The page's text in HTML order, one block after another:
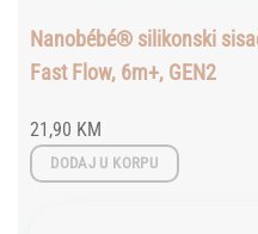
Nanobébé® silikonski
Fast Flow, 6m+, GEN2
21,90 KM
DODAJ U KORPU